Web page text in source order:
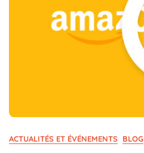
ACTUALITÉS ET ÉVÉNEMENTS BLOG